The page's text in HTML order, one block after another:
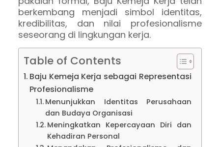
berkembang menjadi simbol identitas,
kredibilitas, dan nilai profesionalisme
seseorang di lingkungan kerja.
Table of Contents
Baju Kemeja Kerja sebagai Representasi
Profesionalisme
Menunjukkan Identitas Perusahaan
dan Budaya Organisasi
Meningkatkan Kepercayaan Diri dan
Kehadiran Personal